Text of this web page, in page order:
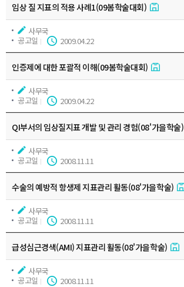
임상 질 지표의 적용 사례1(09봄학술대회)
사무국
공고일
2009.04.22
인증제에 대한 포괄적 이해(09봄학술대회)
사무국
공고일
2009.04.22
QI부서의 임상질지표 개발 및 관리 경험(08'가을학술)
사무국
공고일
2008.11.11
수술의 예방적 항생제 지표관리 활동(08'가을학술)
사무국
공고일
2008.11.11
급성심근경색(AMI) 지표관리 활동(08'가을학술)
사무국
공고일
2008.11.11